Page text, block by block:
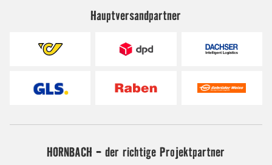
Hauptversandpartner
HORNBACH - der richtige Projektpartner